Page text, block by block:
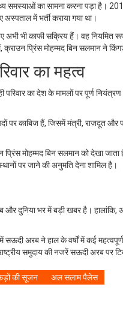
समस्याओं का सामना करना पड़ा है।
में भर्ती कराया गया था।
अभी भी काफी सक्रिय हैं। वह
प्रिंस मोहम्मद बिन सलमान ने
का महत्व
का देश के मामलों पर पूर्ण
पर काबिज हैं, जिसमें मंत्री, राजदूत और
मोहम्मद बिन सलमान को देखा
पर जाने की अनुमति देना शामिल है।
दुनिया भर में बड़ी खबर है।
अरब ने हाल के वर्षों में कई
समुदाय की नजरें सऊदी अरब पर
की सूजन अल सलाम पैलेस